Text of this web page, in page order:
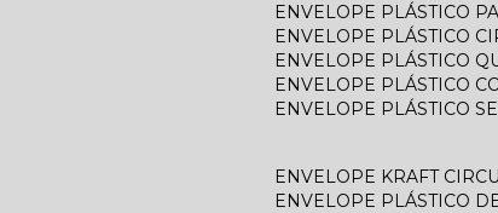
ENVELOPE PLÁSTICO
ENVELOPE PLÁSTICO
ENVELOPE PLÁSTICO
ENVELOPE PLÁSTICO
ENVELOPE PLÁSTICO
ENVELOPE KRAFT
ENVELOPE PLÁSTICO